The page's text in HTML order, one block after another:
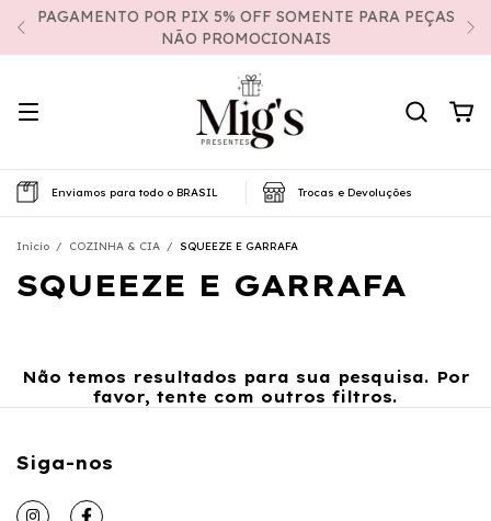
PAGAMENTO POR PIX 5% OFF SOMENTE PARA PEÇAS
NÃO PROMOCIONAIS
Enviamos para todo o BRASIL Trocas e Devoluções
Início / COZINHA & CIA / SQUEEZE E GARRAFA
SQUEEZE E GARRAFA
Não temos resultados para sua pesquisa. Por
favor, tente com outros filtros.
Siga-nos